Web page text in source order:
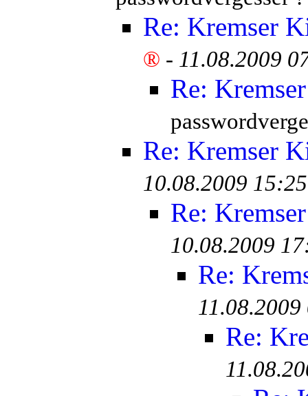
Re: Kremser
® - 11.08.2009
Re:
Re: Kremser
10.08.2009 15:25
Re:
10.08.2009
Re:
Re: